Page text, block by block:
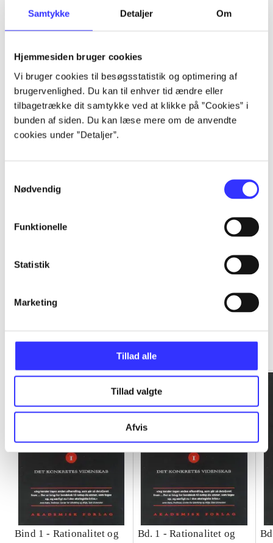
Samtykke Detaljer Om
Hjemmesiden bruger cookies
Vi bruger cookies til besøgsstatistik og optimering af
brugervenlighed. Du kan til enhver tid ændre eller
tilbagetrække dit samtykke ved at klikke på ”Cookies” i
bunden af siden. Du kan læse mere om de anvendte
cookies under ”Detaljer”.
Nødvendig
Funktionelle
Statistik
Marketing
Tillad alle
Tillad valgte
Afvis
Artikler
...
...
...
...
Gå til serien
Bind 1 - Rationalitet og
Bd. 1 -Rationalitet og